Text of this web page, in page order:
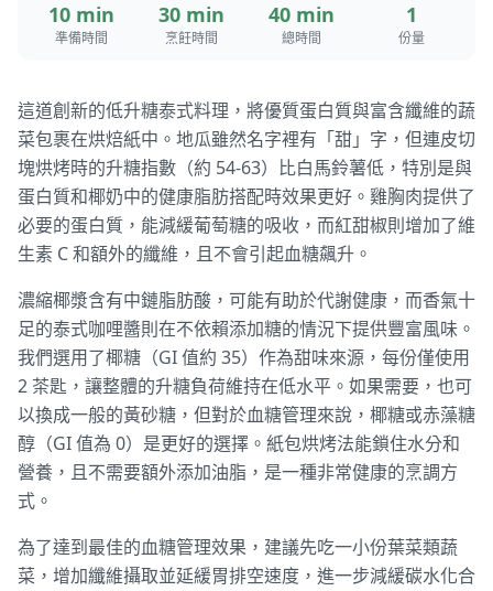
10 min
準備時間
30 min
烹飪時間
40 min
總時間
1
份量
這道創新的低升糖泰式料理，將優質蛋白質與富含纖維的蔬
菜包裹在烘焙紙中。地瓜雖然名字裡有「甜」字，但連皮切
塊烘烤時的升糖指數（約 54-63）比白馬鈴薯低，特別是與
蛋白質和椰奶中的健康脂肪搭配時效果更好。雞胸肉提供了
必要的蛋白質，能減緩葡萄糖的吸收，而紅甜椒則增加了維
生素 C 和額外的纖維，且不會引起血糖飆升。
濃縮椰漿含有中鏈脂肪酸，可能有助於代謝健康，而香氣十
足的泰式咖哩醬則在不依賴添加糖的情況下提供豐富風味。
我們選用了椰糖（GI 值約 35）作為甜味來源，每份僅使用
2 茶匙，讓整體的升糖負荷維持在低水平。如果需要，也可
以換成一般的黃砂糖，但對於血糖管理來說，椰糖或赤藻糖
醇（GI 值為 0）是更好的選擇。紙包烘烤法能鎖住水分和
營養，且不需要額外添加油脂，是一種非常健康的烹調方
式。
為了達到最佳的血糖管理效果，建議先吃一小份葉菜類蔬
菜，增加纖維攝取並延緩胃排空速度，進一步減緩碳水化合